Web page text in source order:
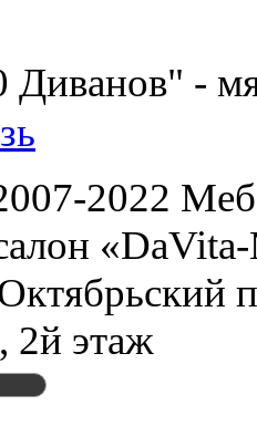
-
2022
этаж